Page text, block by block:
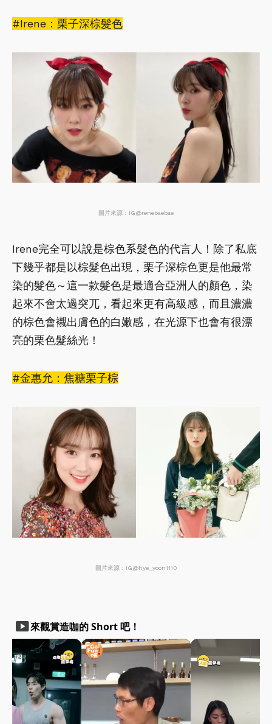
#Irene：栗子深棕髮色
圖片來源：IG@renebaebae
Irene完全可以說是棕色系髮色的代言人！除了私底
下幾乎都是以棕髮色出現，栗子深棕色更是他最常
染的髮色～這一款髮色是最適合亞洲人的顏色，染
起來不會太過突兀，看起來更有高級感，而且濃濃
的棕色會襯出膚色的白嫩感，在光源下也會有很漂
亮的栗色髮絲光！
#金惠允：焦糖栗子棕
圖片來源：IG@hye_yoon1110
smart_display來觀賞造咖的 Short 吧！